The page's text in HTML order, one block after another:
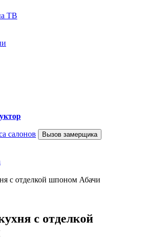
салонов Вызов замерщика
с отделкой шпоном Абачи
с отделкой